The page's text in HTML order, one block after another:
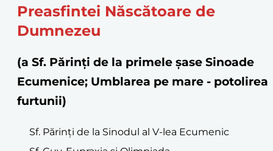
Preasfintei Născătoare de
Dumnezeu
(a Sf. Părinți de la primele șase Sinoade
Ecumenice; Umblarea pe mare - potolirea
furtunii)
Sf. Părinți de la Sinodul al V-lea Ecumenic